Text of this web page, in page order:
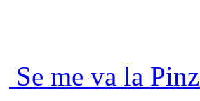
Se me va la